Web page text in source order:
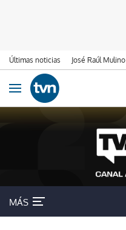
Últimas noticias José Raúl Mulino
Ir al contenido
Obrir navegació
MÁS